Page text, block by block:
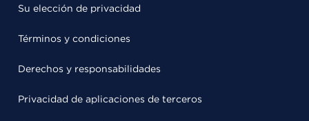
Su elección de privacidad
Términos y condiciones
Derechos y responsabilidades
Privacidad de aplicaciones de terceros